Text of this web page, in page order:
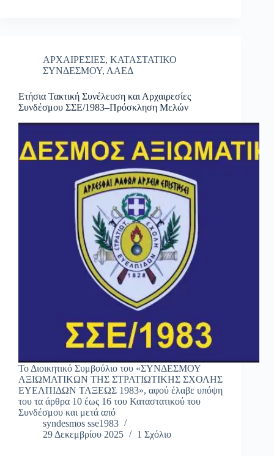
ΑΡΧΑΙΡΕΣΙΕΣ, ΚΑΤΑΣΤΑΤΙΚΟ
ΣΥΝΔΕΣΜΟΥ, ΛΑΕΔ
Ετήσια Τακτική Συνέλευση και Αρχαιρεσίες
Συνδέσμου ΣΣΕ/1983–Πρόσκληση Μελών
Το Διοικητικό Συμβούλιο του «ΣΥΝΔΕΣΜΟΥ
ΑΞΙΩΜΑΤΙΚΩΝ ΤΗΣ ΣΤΡΑΤΙΩΤΙΚΗΣ ΣΧΟΛΗΣ
ΕΥΕΛΠΙΔΩΝ ΤΑΞΕΩΣ 1983», αφού έλαβε υπόψη
του τα άρθρα 10 έως 16 του Καταστατικού του
Συνδέσμου και μετά από
syndesmos sse1983
29 Δεκεμβρίου 2025
1 Σχόλιο